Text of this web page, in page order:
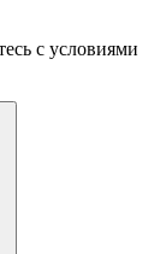
с условиями